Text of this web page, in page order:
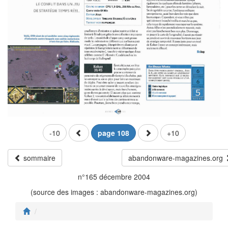
-10 page 108 +10
sommaire
abandonware-magazines.org
n°165 décembre 2004
(source des images : abandonware-magazines.org)